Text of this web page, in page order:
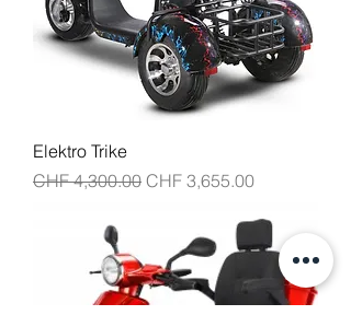
Elektro Trike
通常価格
CHF 4,300.00 セール価格
CHF 3,655.00